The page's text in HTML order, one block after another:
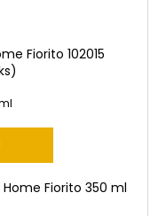
Fiorito 102015
Fiorito 350 ml